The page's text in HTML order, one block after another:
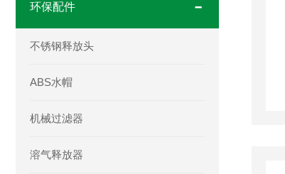
环保配件
不锈钢释放头
ABS水帽
机械过滤器
溶气释放器